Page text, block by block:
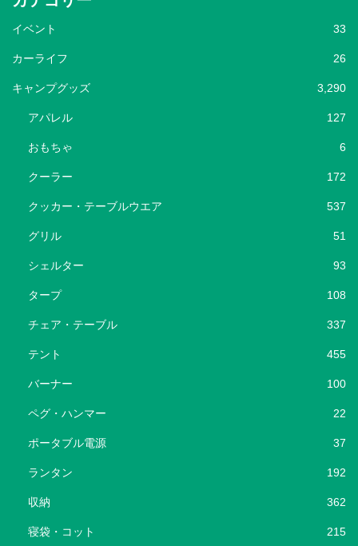
イベント 33
カーライフ 26
キャンプグッズ 3,290
アパレル 127
おもちゃ 6
クーラー 172
クッカー・テーブルウエア 537
グリル 51
シェルター 93
タープ 108
チェア・テーブル 337
テント 455
バーナー 100
ペグ・ハンマー 22
ポータブル電源 37
ランタン 192
収納 362
寝袋・コット 215